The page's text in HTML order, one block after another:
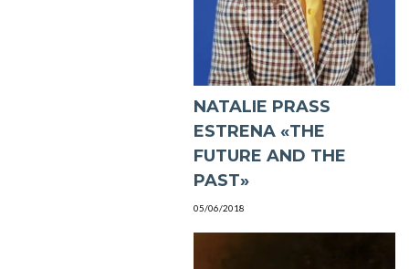
NATALIE PRASS
ESTRENA «THE
FUTURE AND THE
PAST»
05/06/2018